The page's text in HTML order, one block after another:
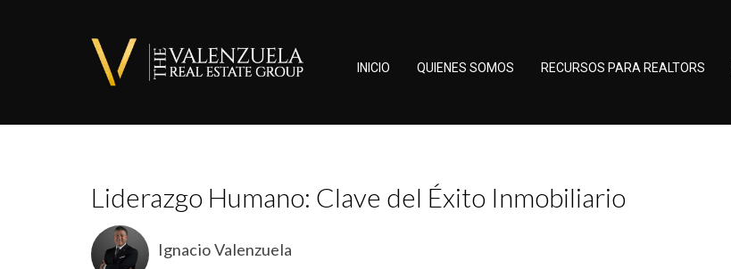
INICIO QUIENES SOMOS RECURSOS PARA REALTORS
Liderazgo Humano: Clave del Éxito Inmobiliario
Ignacio Valenzuela